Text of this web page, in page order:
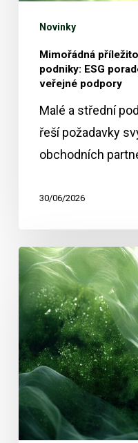
poradenství
hrazené
Novinky
Mimořádná
podniky: ESG
veřejné podpory
Malé a střední
řeší požadavky
obchodních
30/06/2026
Jak
řeší
udržitelnost
a
náklady
na
energie:
hlavní